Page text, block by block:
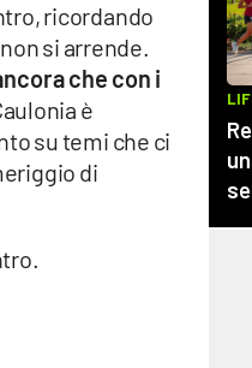
ricordando
si arrende.
che con i
è
su temi che ci
di